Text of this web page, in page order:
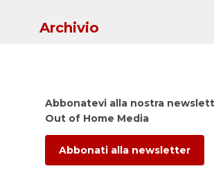
Archivio
Abbonatevi alla nostra
Out of Home Media
Abbonati alla newsletter